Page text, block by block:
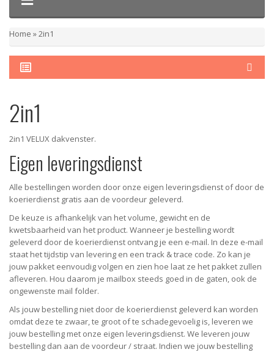
Home »2in1
2in1
2in1 VELUX dakvenster.
Eigen leveringsdienst
Alle bestellingen worden door onze eigen leveringsdienst of door de
koerierdienst gratis aan de voordeur geleverd.
De keuze is afhankelijk van het volume, gewicht en de
kwetsbaarheid van het product. Wanneer je bestelling wordt
geleverd door de koerierdienst ontvang je een e-mail. In deze e-mail
staat het tijdstip van levering en een track & trace code. Zo kan je
jouw pakket eenvoudig volgen en zien hoe laat ze het pakket zullen
afleveren. Hou daarom je mailbox steeds goed in de gaten, ook de
ongewenste mail folder.
Als jouw bestelling niet door de koerierdienst geleverd kan worden
omdat deze te zwaar, te groot of te schadegevoelig is, leveren we
jouw bestelling met onze eigen leveringsdienst. We leveren jouw
bestelling dan aan de voordeur / straat. Indien we jouw bestelling